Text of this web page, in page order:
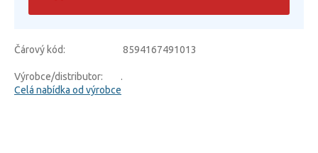
Čárový kód: 8594167491013
Výrobce/distributor:
.
Celá nabídka od výrobce